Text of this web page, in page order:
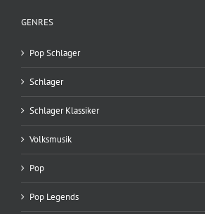
GENRES
Pop Schlager
Schlager
Schlager Klassiker
Volksmusik
Pop
Pop Legends